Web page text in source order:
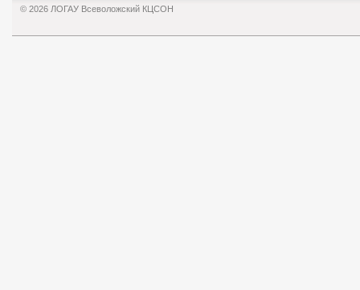
© 2026 ЛОГАУ Всеволожский КЦСОН